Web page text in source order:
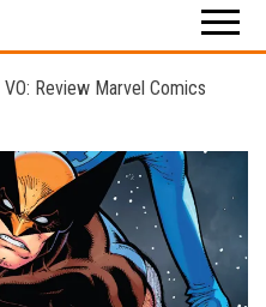
Review Marvel Comics